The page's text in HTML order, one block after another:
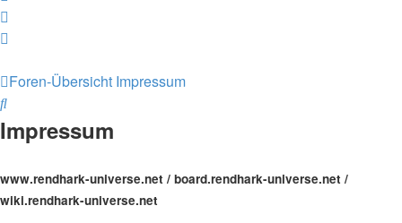
Foren-Übersicht Impressum
Suche
Impressum
www.rendhark-universe.net / board.rendhark-universe.net /
wiki.rendhark-universe.net